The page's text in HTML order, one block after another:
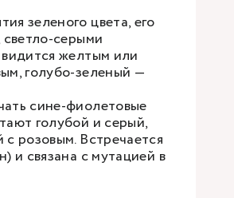
зеленого цвета, его
серыми
желтым или
голубо-зеленый —
сине-фиолетовые
голубой и серый,
розовым. Встречается
и связана с мутацией в